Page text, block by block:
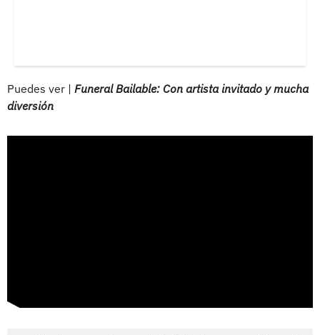
Puedes ver | Funeral Bailable: Con artista invitado y mucha
diversión